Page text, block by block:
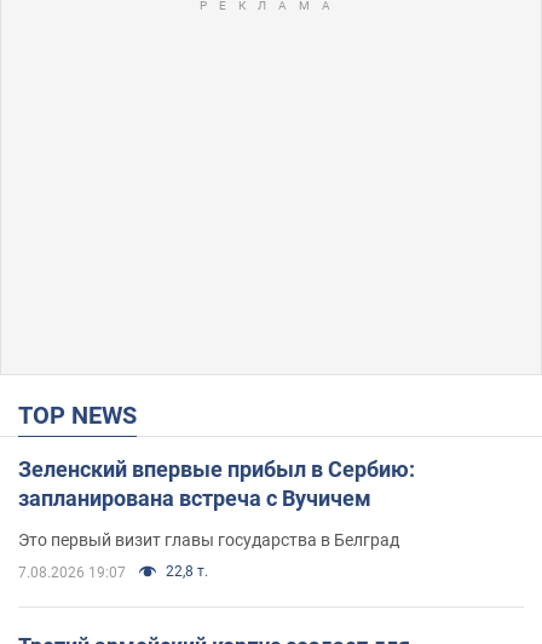
TOP NEWS
Зеленский впервые прибыл в Сербию:
запланирована встреча с Вучичем
Это первый визит главы государства в Белград
7.08.2026 19:07 22,8 т.